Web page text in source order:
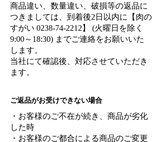
商品違い、数量違い、破損等の返品に
つきましては、到着後2日以内に【肉の
すがい 0238-74-2212 】 (火曜日を除く
9:00～18:30) までご連絡をお願いいた
します。
当社にて確認後、対応させていただき
ます。
ご返品がお受けできない場合
・お客様のご不在が続き、商品が劣化
した時
・お客様のご都合による商品のご変更